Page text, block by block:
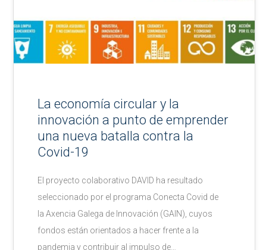
La economía circular y la
innovación a punto de emprender
una nueva batalla contra la
Covid-19
El proyecto colaborativo DAVID ha resultado
seleccionado por el programa Conecta Covid de
la Axencia Galega de Innovación (GAIN), cuyos
fondos están orientados a hacer frente a la
pandemia y contribuir al impulso de…